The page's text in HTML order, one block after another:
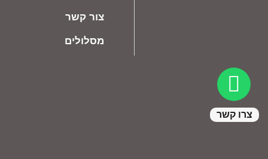
צרו קשר
צור קשר
מסלולים